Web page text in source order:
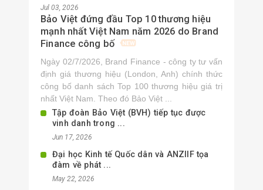
Jul 03, 2026
Bảo Việt đứng đầu Top 10 thương hiệu
mạnh nhất Việt Nam năm 2026 do Brand
Finance công bố
Ngày 02/7/2026, Brand Finance - công ty tư vấn
định giá thương hiệu (London, Anh) chính thức
công bố danh sách Top 100 thương hiệu giá trị
nhất Việt Nam. Theo đó Bảo Việt ...
Tập đoàn Bảo Việt (BVH) tiếp tục được
vinh danh trong ...
Jun 17, 2026
Đại học Kinh tế Quốc dân và ANZIIF tọa
đàm về phát ...
May 22, 2026